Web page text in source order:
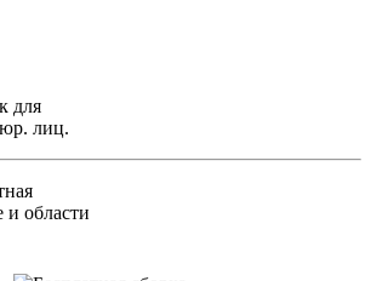
для
лиц.
и области